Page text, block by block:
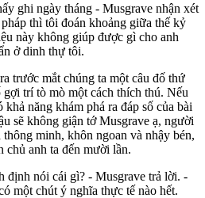
ghi ngày tháng - Musgrave nhận xét
thì tôi đoán khoảng giữa thế kỷ
này không giúp được gì cho anh
ở dinh thự tôi.
trước mắt chúng ta một câu đố thứ
trí tò mò một cách thích thú. Nếu
năng khám phá ra đáp số của bài
sẽ không giận tớ Musgrave ạ, người
minh, khôn ngoan và nhậy bén,
chủ anh ta đến mười lần.
định nói cái gì? - Musgrave trả lời. -
một chút ý nghĩa thực tế nào hết.